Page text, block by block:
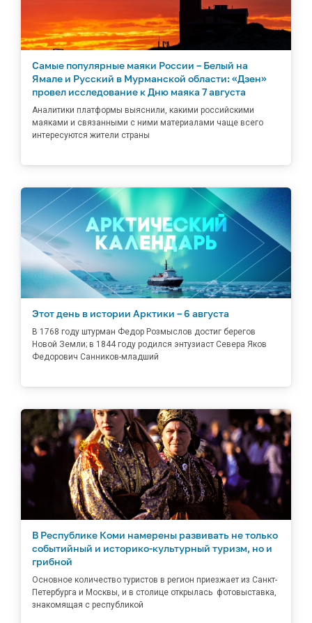
Самые популярные маяки России – Белый на
Ямале и Русский в Мурманской области: «Дзен»
провел исследование к Дню маяка 7 августа
Аналитики платформы выяснили, какими российскими
маяками и связанными с ними материалами чаще всего
интересуются жители страны
Этот день в истории Арктики – 6 августа
В 1768 году штурман Федор Розмыслов достиг берегов
Новой Земли; в 1844 году родился энтузиаст Севера Яков
Федорович Санников-младший
В Республике Коми намерены развивать не только
событийный и историко-культурный туризм, но и
грибной
Основное количество туристов в регион приезжает из Санкт-
Петербурга и Москвы, и в столице открылась фотовыставка,
знакомящая с республикой